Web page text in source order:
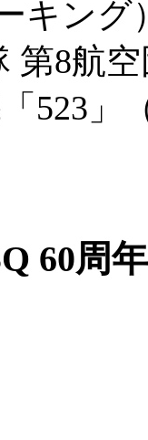
キング
8航空
523」
60周